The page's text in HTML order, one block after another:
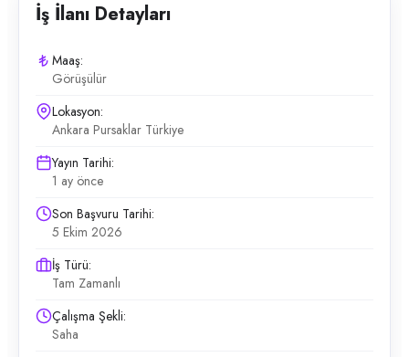
İş İlanı Detayları
Maaş:
Görüşülür
Lokasyon:
Ankara Pursaklar Türkiye
Yayın Tarihi:
1 ay önce
Son Başvuru Tarihi:
5 Ekim 2026
İş Türü:
Tam Zamanlı
Çalışma Şekli:
Saha